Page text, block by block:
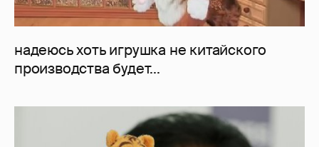
надеюсь хоть игрушка не китайского
производства будет...